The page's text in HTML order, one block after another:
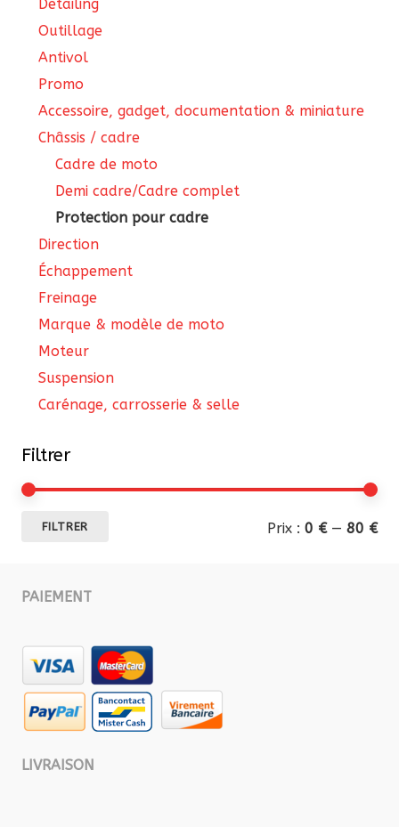
Detailing
Outillage
Antivol
Promo
Accessoire, gadget, documentation & miniature
Châssis / cadre
Cadre de moto
Demi cadre/Cadre complet
Protection pour cadre
Direction
Échappement
Freinage
Marque & modèle de moto
Moteur
Suspension
Carénage, carrosserie & selle
Filtrer
FILTRER Prix : 0 €— 80 €
PAIEMENT
LIVRAISON